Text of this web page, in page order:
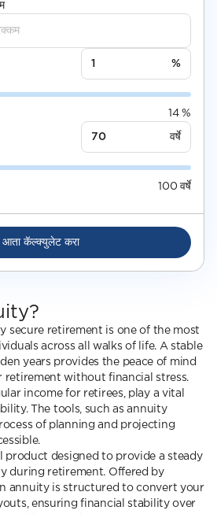
%
14 %
वर्षे
100 वर्षे
आता कॅल्क्युलेट करा
secure retirement is one of the most
across all walks of life. A stable
years provides the peace of mind
retirement without financial stress.
income for retirees, play a vital
The tools, such as annuity
of planning and projecting
product designed to provide a steady
during retirement. Offered by
annuity is structured to convert your
ensuring financial stability over